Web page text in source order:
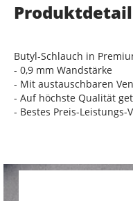
Butyl-Schlauch in
- 0,9 mm Wandstärke
- Mit austauschbaren
- Auf höchste Qualität
- Bestes Preis-Leistungs-